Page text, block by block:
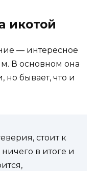
икотой
— интересное
В основном она
но бывает, что и
стоит к
в итоге и